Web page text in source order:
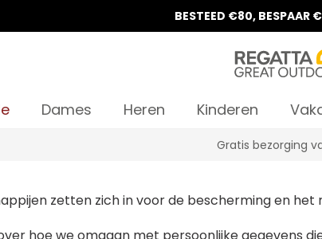
BESTEED €80, BESPAAR
Dames Heren Kinderen
Gratis bezorging
zetten zich in voor de bescherming en